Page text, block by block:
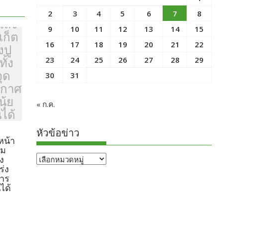
สั่ง
ก็ต
ปู
ง
ด
าศ
ย
ด้
น้า
ง
ร
ด้
2
3 4 5 6 7
8
9
10 11 12 13 14
15
16
17 18 19 20 21
22
23
24 25 26 27 28
29
30
31
« ก.ค.
หัวข้อข่าว
หัวข้อ